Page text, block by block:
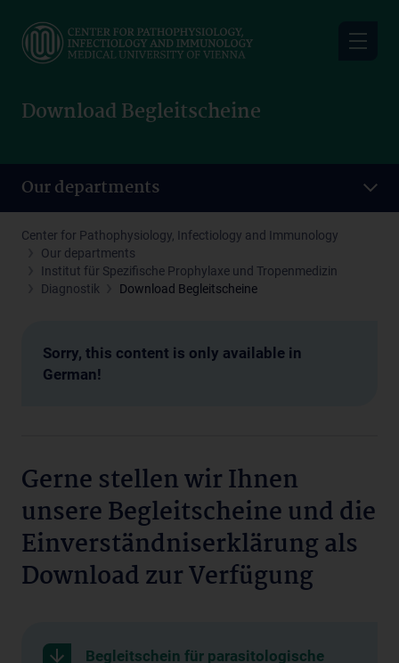
main
Download Begleitscheine
Our departments
Center for Pathophysiology, Infectiology and Immunology
Our departments
Institut für Spezifische Prophylaxe und Tropenmedizin
Diagnostik
Download Begleitscheine
Sorry, this content is only available in
German!
Gerne stellen wir Ihnen
unsere Begleitscheine und die
Einverständniserklärung als
Download zur Verfügung
Begleitschein für parasitologische